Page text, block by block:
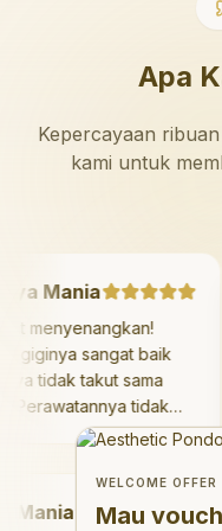
Apa
Kepercayaan
kami untuk
Mania
menyenangkan!
giginya sangat baik
saya tidak takut sama
Perawatannya tidak
dan saya bisa bermain
suka pergi ke dokter
sekarang!"
Welcome Offer
Mau voucher
WELCOME OFFER
Mau